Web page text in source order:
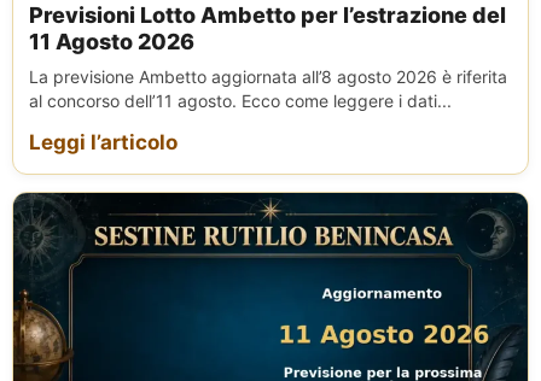
Previsioni Lotto Ambetto per l’estrazione del
11 Agosto 2026
La previsione Ambetto aggiornata all’8 agosto 2026 è riferita
al concorso dell’11 agosto. Ecco come leggere i dati...
Leggi l’articolo